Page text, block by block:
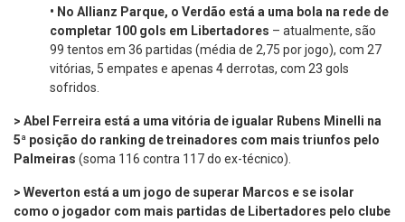
• No Allianz Parque, o Verdão está a uma bola na rede de
completar 100 gols em Libertadores – atualmente, são
99 tentos em 36 partidas (média de 2,75 por jogo), com 27
vitórias, 5 empates e apenas 4 derrotas, com 23 gols
sofridos.
> Abel Ferreira está a uma vitória de igualar Rubens Minelli na
5ª posição do ranking de treinadores com mais triunfos pelo
Palmeiras (soma 116 contra 117 do ex-técnico).
> Weverton está a um jogo de superar Marcos e se isolar
como o jogador com mais partidas de Libertadores pelo clube